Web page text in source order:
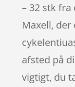
– 32 stk
Maxell,
afsted på
vigtigt, du